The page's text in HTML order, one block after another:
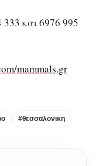
και 6976 995
mammals.gr
#θεσσαλονικη